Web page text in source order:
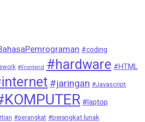
#coding
#Frontend #hardware #HTML
#jaringan #Javascript
#laptop
#perangkat #perangkat lunak